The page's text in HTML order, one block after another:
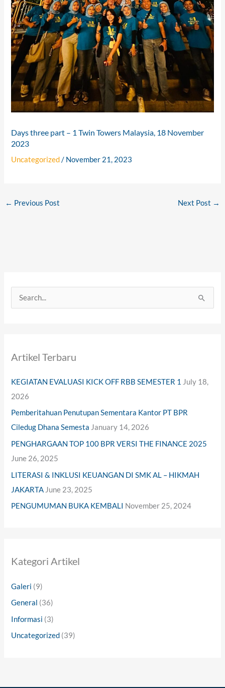
Days three part – 1 Twin Towers Malaysia, 18 November
2023
Uncategorized/ November 21, 2023
← Previous Post Next Post →
c
r
:
Artikel Terbaru
KEGIATAN EVALUASI KICK OFF RBB SEMESTER 1 July 18,
2026
Pemberitahuan Penutupan Sementara Kantor PT BPR
Ciledug Dhana Semesta January 14, 2026
PENGHARGAAN TOP 100 BPR VERSI THE FINANCE 2025
June 26, 2025
LITERASI & INKLUSI KEUANGAN DI SMK AL – HIKMAH
JAKARTA June 23, 2025
PENGUMUMAN BUKA KEMBALI November 25, 2024
Kategori Artikel
Galeri (9)
General (36)
Informasi (3)
Uncategorized (39)